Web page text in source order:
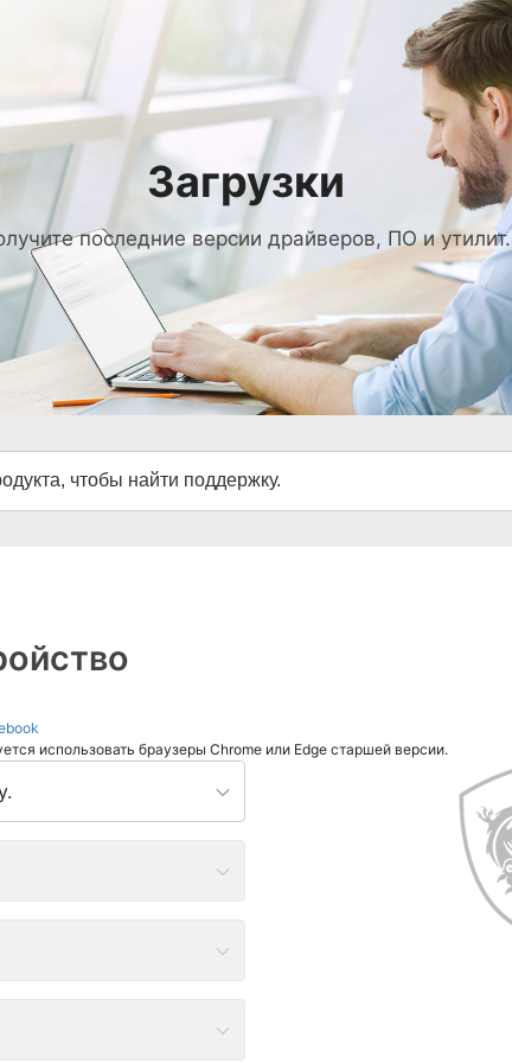
Загрузки
последние версии драйверов, ПО и утилит.
использовать браузеры Chrome или Edge старшей версии.